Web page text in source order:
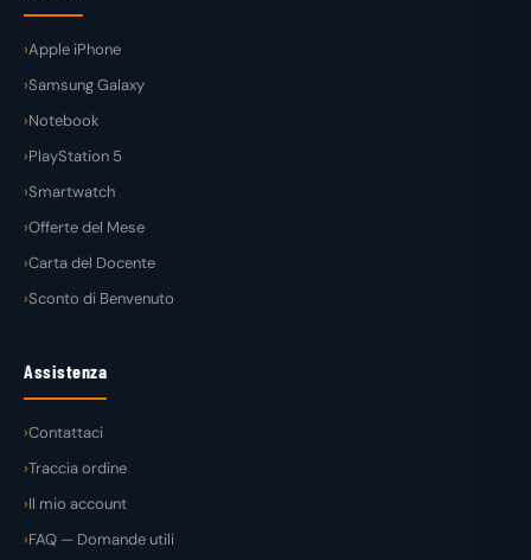
Apple iPhone
Samsung Galaxy
Notebook
PlayStation 5
Smartwatch
Offerte del Mese
Carta del Docente
Sconto di Benvenuto
Assistenza
Contattaci
Traccia ordine
Il mio account
FAQ — Domande utili